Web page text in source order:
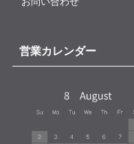
営業カレンダー